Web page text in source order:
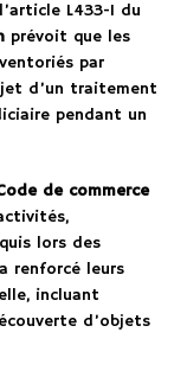
L433-1 du
prévoit que les
par
d’un traitement
pendant un
de commerce
lors des
renforcé leurs
incluant
d’objets